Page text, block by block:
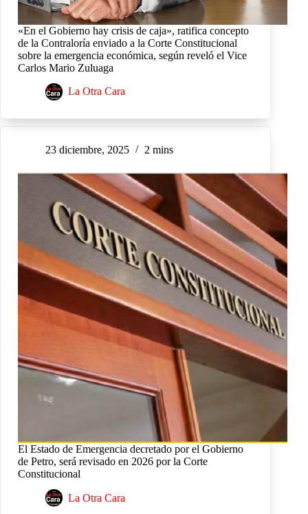
«En el Gobierno hay crisis de caja», ratifica concepto
de la Contraloría enviado a la Corte Constitucional
sobre la emergencia económica, según reveló el Vice
Carlos Mario Zuluaga
La Otra Cara
23 diciembre, 2025 2 mins
El Estado de Emergencia decretado por el Gobierno
de Petro, será revisado en 2026 por la Corte
Constitucional
La Otra Cara